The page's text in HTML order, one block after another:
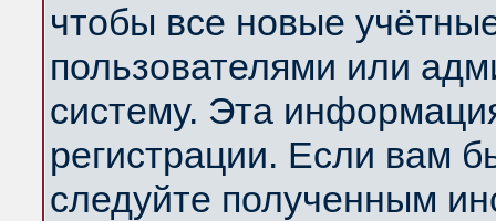
чтобы все новые
пользователями или
систему. Эта
регистрации. Если вам
следуйте полученным